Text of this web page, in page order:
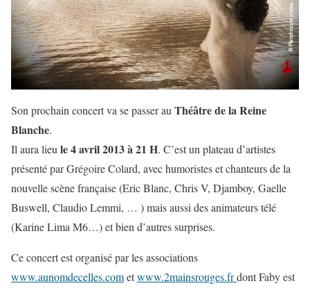
Son prochain concert va se passer auThéâtre de la Reine
Blanche.
Il aura lieule 4 avril 2013 à 21 H. C’est un plateau d’artistes
présenté par Grégoire Colard, avec humoristes et chanteurs de la
nouvelle scène française (Eric Blanc, Chris V, Djamboy, Gaelle
Buswell, Claudio Lemmi, … ) mais aussi des animateurs télé
(Karine Lima M6…) et bien d’autres surprises.
Ce concert est organisé par les associations
www.aunomdecelles.cometwww.2mainsrouges.frdont Faby est